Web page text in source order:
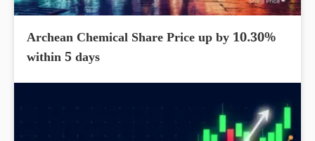
Archean Chemical Share Price up by 10.30%
within 5 days